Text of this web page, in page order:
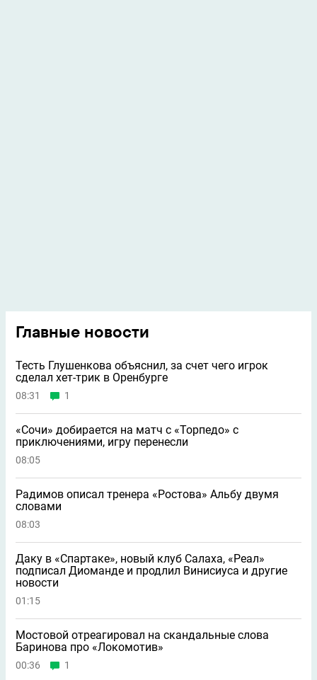
Главные новости
Тесть Глушенкова объяснил, за счет чего игрок
сделал хет-трик в Оренбурге
08:31 1
«Сочи» добирается на матч с «Торпедо» с
приключениями, игру перенесли
08:05
Радимов описал тренера «Ростова» Альбу двумя
словами
08:03
Даку в «Спартаке», новый клуб Салаха, «Реал»
подписал Диоманде и продлил Винисиуса и другие
новости
01:15
Мостовой отреагировал на скандальные слова
Баринова про «Локомотив»
00:36 1